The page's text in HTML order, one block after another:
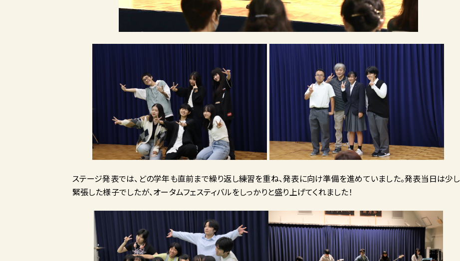
ステージ発表では、どの学年も直前まで繰り返し練習を重ね、発表に向け準備を進めていました。発表当日は少し
緊張した様子でしたが、オータムフェスティバルをしっかりと盛り上げてくれました！